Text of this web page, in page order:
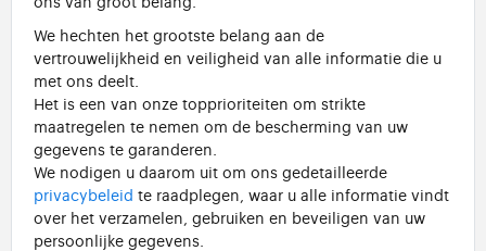
We hechten het grootste belang aan de
vertrouwelijkheid en veiligheid van alle informatie die u
met ons deelt.
Het is een van onze topprioriteiten om strikte
maatregelen te nemen om de bescherming van uw
gegevens te garanderen.
We nodigen u daarom uit om ons gedetailleerde
privacybeleid te raadplegen, waar u alle informatie vindt
over het verzamelen, gebruiken en beveiligen van uw
persoonlijke gegevens.